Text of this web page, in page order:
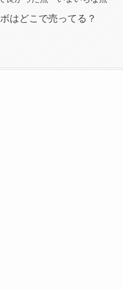
はどこで売ってる？